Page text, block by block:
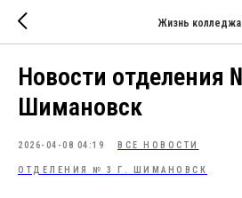
Жизнь колледжа
Новости отделения
Шимановск
2026-04-08 04:19 ВСЕ НОВОСТИ
ОТДЕЛЕНИЯ № 3 Г. ШИМАНОВСК